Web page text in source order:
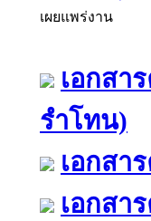
เผยแพร่งาน
เอกสา
รำโทน)
เอกสา
เอกสา